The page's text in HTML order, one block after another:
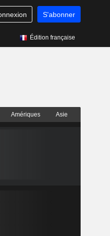
S'abonner
Édition française
Amériques Asie